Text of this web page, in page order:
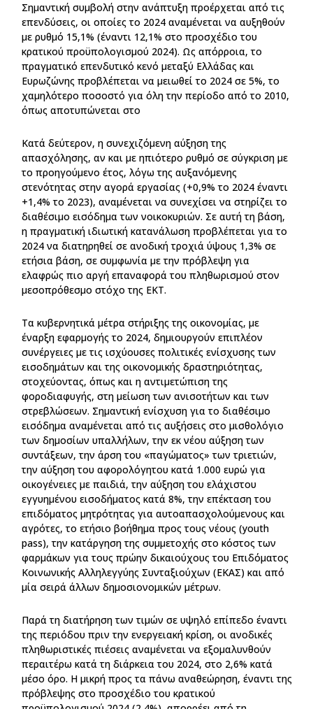
Σημαντική συμβολή στην ανάπτυξη προέρχεται από τις
επενδύσεις, οι οποίες το 2024 αναμένεται να αυξηθούν
με ρυθμό 15,1% (έναντι 12,1% στο προσχέδιο του
κρατικού προϋπολογισμού 2024). Ως απόρροια, το
πραγματικό επενδυτικό κενό μεταξύ Ελλάδας και
Ευρωζώνης προβλέπεται να μειωθεί το 2024 σε 5%, το
χαμηλότερο ποσοστό για όλη την περίοδο από το 2010,
όπως αποτυπώνεται στο
Κατά δεύτερον, η συνεχιζόμενη αύξηση της
απασχόλησης, αν και με ηπιότερο ρυθμό σε σύγκριση με
το προηγούμενο έτος, λόγω της αυξανόμενης
στενότητας στην αγορά εργασίας (+0,9% το 2024 έναντι
+1,4% το 2023), αναμένεται να συνεχίσει να στηρίζει το
διαθέσιμο εισόδημα των νοικοκυριών. Σε αυτή τη βάση,
η πραγματική ιδιωτική κατανάλωση προβλέπεται για το
2024 να διατηρηθεί σε ανοδική τροχιά ύψους 1,3% σε
ετήσια βάση, σε συμφωνία με την πρόβλεψη για
ελαφρώς πιο αργή επαναφορά του πληθωρισμού στον
μεσοπρόθεσμο στόχο της ΕΚΤ.
Τα κυβερνητικά μέτρα στήριξης της οικονομίας, με
έναρξη εφαρμογής το 2024, δημιουργούν επιπλέον
συνέργειες με τις ισχύουσες πολιτικές ενίσχυσης των
εισοδημάτων και της οικονομικής δραστηριότητας,
στοχεύοντας, όπως και η αντιμετώπιση της
φοροδιαφυγής, στη μείωση των ανισοτήτων και των
στρεβλώσεων. Σημαντική ενίσχυση για το διαθέσιμο
εισόδημα αναμένεται από τις αυξήσεις στο μισθολόγιο
των δημοσίων υπαλλήλων, την εκ νέου αύξηση των
συντάξεων, την άρση του «παγώματος» των τριετιών,
την αύξηση του αφορολόγητου κατά 1.000 ευρώ για
οικογένειες με παιδιά, την αύξηση του ελάχιστου
εγγυημένου εισοδήματος κατά 8%, την επέκταση του
επιδόματος μητρότητας για αυτοαπασχολούμενους και
αγρότες, το ετήσιο βοήθημα προς τους νέους (youth
pass), την κατάργηση της συμμετοχής στο κόστος των
φαρμάκων για τους πρώην δικαιούχους του Επιδόματος
Κοινωνικής Αλληλεγγύης Συνταξιούχων (ΕΚΑΣ) και από
μία σειρά άλλων δημοσιονομικών μέτρων.
Παρά τη διατήρηση των τιμών σε υψηλό επίπεδο έναντι
της περιόδου πριν την ενεργειακή κρίση, οι ανοδικές
πληθωριστικές πιέσεις αναμένεται να εξομαλυνθούν
περαιτέρω κατά τη διάρκεια του 2024, στο 2,6% κατά
μέσο όρο. Η μικρή προς τα πάνω αναθεώρηση, έναντι της
πρόβλεψης στο προσχέδιο του κρατικού